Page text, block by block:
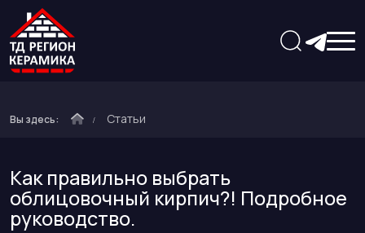
Вы здесь: Статьи
Как правильно выбрать
облицовочный кирпич?! Подробное
руководство.